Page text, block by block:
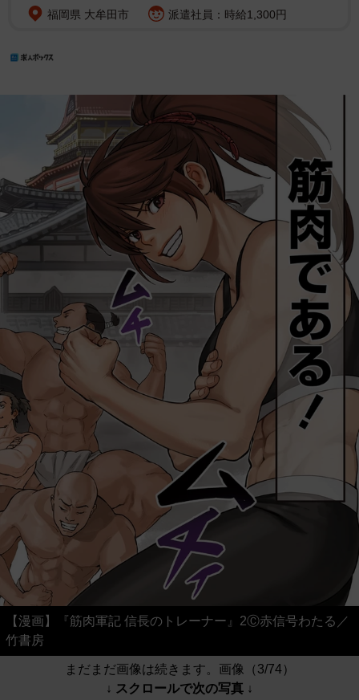
福岡県 大牟田市
派遣社員：時給1,300円
【漫画】『筋肉軍記 信長のトレーナー』2Ⓒ赤信号わたる／
竹書房
まだまだ画像は続きます。画像（3/74）
↓ スクロールで次の写真 ↓